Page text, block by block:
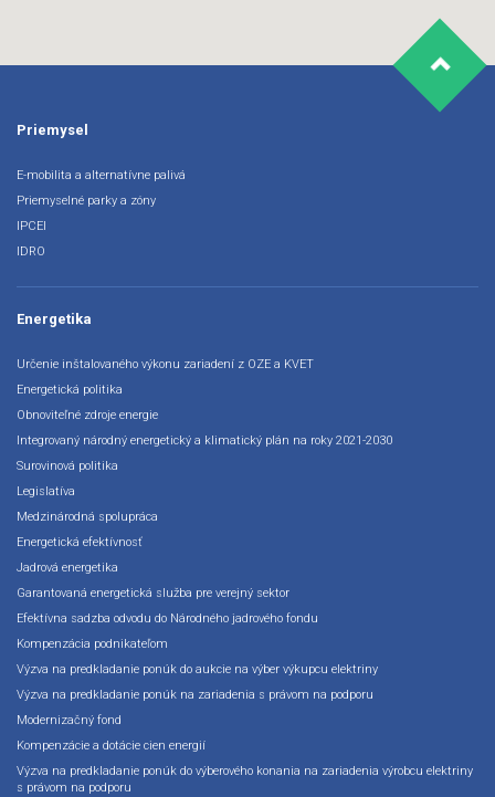
Priemysel
E-mobilita a alternatívne palivá
Priemyselné parky a zóny
IPCEI
IDRO
Energetika
Určenie inštalovaného výkonu zariadení z OZE a KVET
Energetická politika
Obnoviteľné zdroje energie
Integrovaný národný energetický a klimatický plán na roky 2021-2030
Surovinová politika
Legislatíva
Medzinárodná spolupráca
Energetická efektívnosť
Jadrová energetika
Garantovaná energetická služba pre verejný sektor
Efektívna sadzba odvodu do Národného jadrového fondu
Kompenzácia podnikateľom
Výzva na predkladanie ponúk do aukcie na výber výkupcu elektriny
Výzva na predkladanie ponúk na zariadenia s právom na podporu
Modernizačný fond
Kompenzácie a dotácie cien energií
Výzva na predkladanie ponúk do výberového konania na zariadenia výrobcu elektriny
s právom na podporu